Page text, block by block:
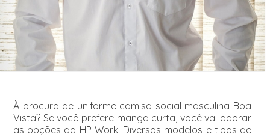
À procura de uniforme camisa social masculina Boa
Vista? Se você prefere manga curta, você vai adorar
as opções da HP Work! Diversos modelos e tipos de